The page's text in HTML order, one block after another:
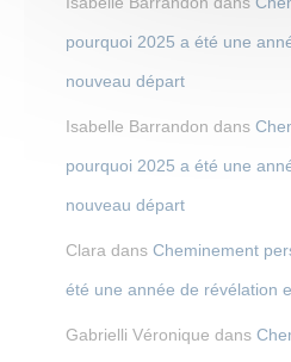
pourquoi 2025 a été une
nouveau départ
Isabelle Barrandon dans
pourquoi 2025 a été une
nouveau départ
Clara dans Cheminement
été une année de révélation
Gabrielli Véronique dans